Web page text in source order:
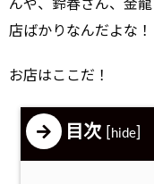
んや、鈴春さん、金
店ばかりなんだよな！
お店はここだ！
目次 hide